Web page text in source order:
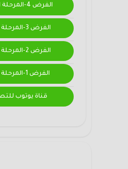
الفرض 4-المرحلة الرابعة
الفرض 3-المرحلة الثالثة
الفرض 2-المرحلة الثانية
الفرض 1-المرحلة الأولى
قناة يوتوب